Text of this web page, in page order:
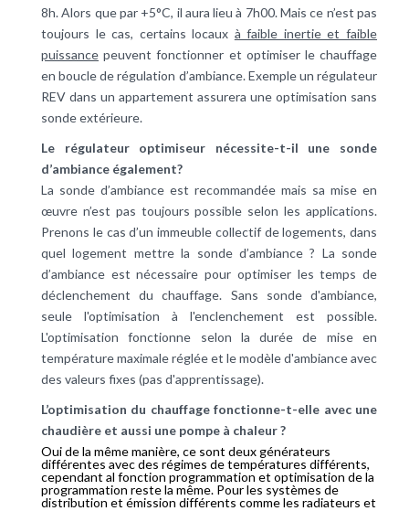
8h. Alors que par +5°C, il aura lieu à 7h00. Mais ce n’est pas
toujours le cas, certains locaux à faible inertie et faible
puissance peuvent fonctionner et optimiser le chauffage
en boucle de régulation d’ambiance. Exemple un régulateur
REV dans un appartement assurera une optimisation sans
sonde extérieure.
Le régulateur optimiseur nécessite-t-il une sonde
d’ambiance également?
La sonde d’ambiance est recommandée mais sa mise en
œuvre n’est pas toujours possible selon les applications.
Prenons le cas d’un immeuble collectif de logements, dans
quel logement mettre la sonde d’ambiance ? La sonde
d’ambiance est nécessaire pour optimiser les temps de
déclenchement du chauffage. Sans sonde d'ambiance,
seule l'optimisation à l'enclenchement est possible.
L'optimisation fonctionne selon la durée de mise en
température maximale réglée et le modèle d'ambiance avec
des valeurs fixes (pas d'apprentissage).
L’optimisation du chauffage fonctionne-t-elle avec une
chaudière et aussi une pompe à chaleur ?
Oui de la même manière, ce sont deux générateurs
différentes avec des régimes de températures différents,
cependant al fonction programmation et optimisation de la
programmation reste la même. Pour les systèmes de
distribution et émission différents comme les radiateurs et